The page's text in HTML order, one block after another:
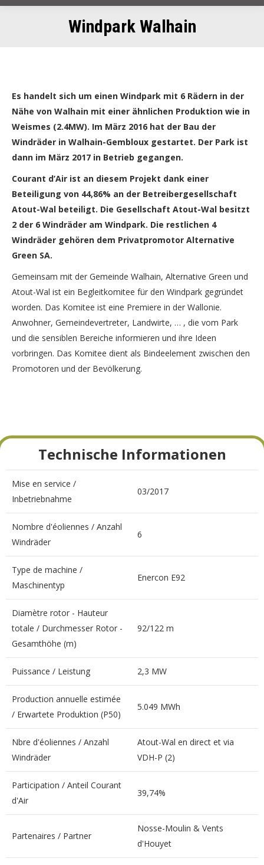
Windpark Walhain
Es handelt sich um einen Windpark mit 6 Rädern in der
Nähe von Walhain mit einer ähnlichen Produktion wie in
Weismes (2.4MW). Im März 2016 hat der Bau der
Windräder in Walhain-Gembloux gestartet. Der Park ist
dann im März 2017 in Betrieb gegangen.
Courant d’Air ist an diesem Projekt dank einer
Beteiligung von 44,86% an der Betreibergesellschaft
Atout-Wal beteiligt. Die Gesellschaft Atout-Wal besitzt
2 der 6 Windräder am Windpark. Die restlichen 4
Windräder gehören dem Privatpromotor Alternative
Green SA.
Gemeinsam mit der Gemeinde Walhain, Alternative Green und
Atout-Wal ist ein Begleitkomitee für den Windpark gegründet
worden. Das Komitee ist eine Premiere in der Wallonie.
Anwohner, Gemeindevertreter, Landwirte, … , die vom Park
und die sensiblen Bereiche informieren und ihre Ideen
vorbringen. Das Komitee dient als Bindeelement zwischen den
Promotoren und der Bevölkerung.
Technische Informationen
Mise en service /
Inbetriebnahme
03/2017
Nombre d'éoliennes / Anzahl
Windräder
6
Type de machine /
Maschinentyp
Enercon E92
Diamètre rotor - Hauteur
totale / Durchmesser Rotor -
Gesamthöhe (m)
92/122 m
Puissance / Leistung 2,3 MW
Production annuelle estimée
/ Erwartete Produktion (P50)
5.049 MWh
Nbre d'éoliennes / Anzahl
Windräder
Atout-Wal en direct et via
VDH-P (2)
Participation / Anteil Courant
d'Air
39,74%
Partenaires / Partner
Nosse-Moulin & Vents
d'Houyet